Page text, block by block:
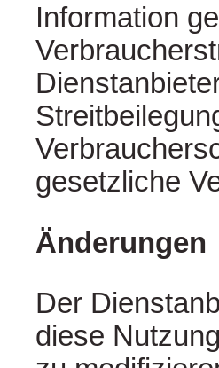
Information
gesetzliche
Änderungen
Der
diese